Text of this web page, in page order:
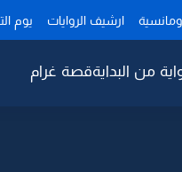
ارشيف الروايات يوم
من البدايةقصة غرام